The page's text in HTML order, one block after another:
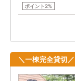
ポイント2%
＼一棟完全貸切